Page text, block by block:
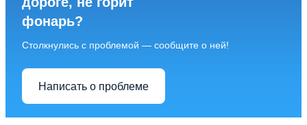
фонарь?
Столкнулись с проблемой — сообщите о ней!
Написать о проблеме